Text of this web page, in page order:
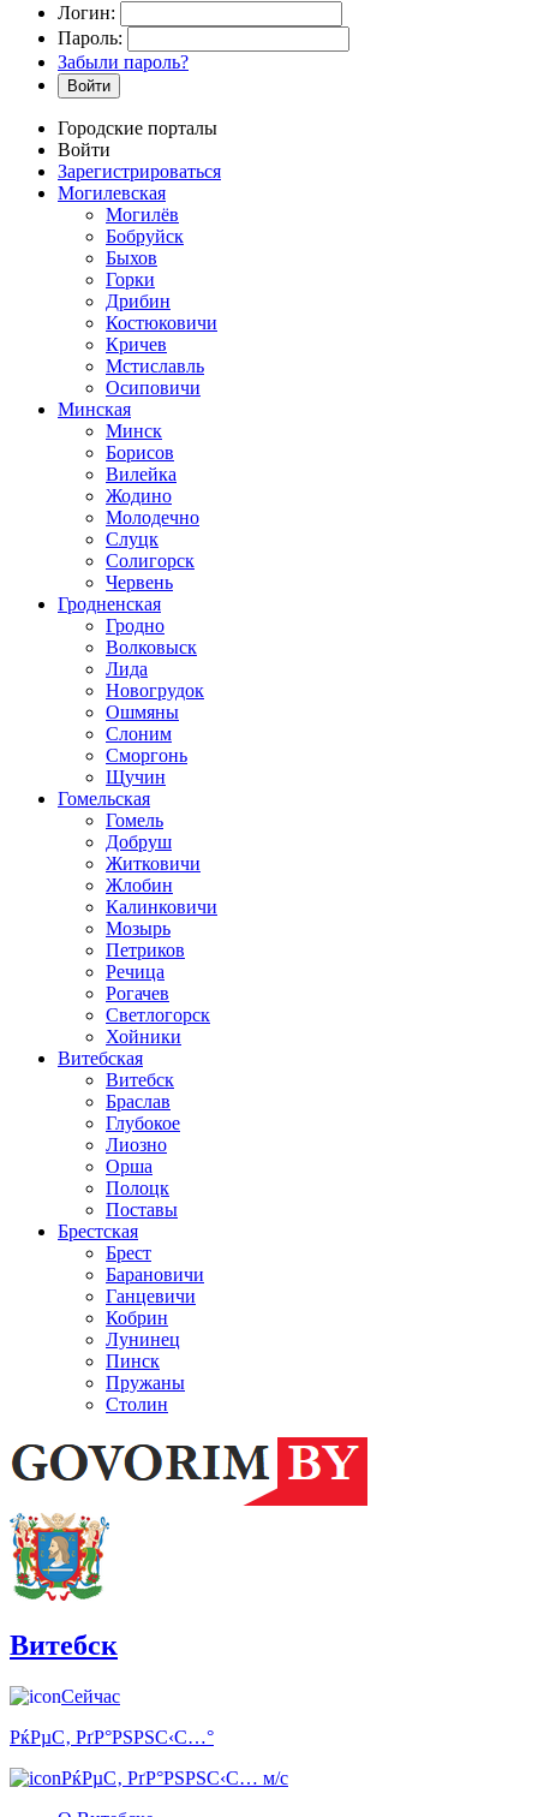
Логин:
Пароль:
Забыли пароль?
Войти
Городские порталы
Войти
Зарегистрироваться
Могилевская
Могилёв
Бобруйск
Быхов
Горки
Дрибин
Костюковичи
Кричев
Мстиславль
Осиповичи
Минская
Минск
Борисов
Вилейка
Жодино
Молодечно
Слуцк
Солигорск
Червень
Гродненская
Гродно
Волковыск
Лида
Новогрудок
Ошмяны
Слоним
Сморгонь
Щучин
Гомельская
Гомель
Добруш
Житковичи
Жлобин
Калинковичи
Мозырь
Петриков
Речица
Рогачев
Светлогорск
Хойники
Витебская
Витебск
Браслав
Глубокое
Лиозно
Орша
Полоцк
Поставы
Брестская
Брест
Барановичи
Ганцевичи
Кобрин
Лунинец
Пинск
Пружаны
Столин
Витебск
Сейчас
РќРµС‚ РґР°РЅРЅС‹С…°
РќРµС‚ РґР°РЅРЅС‹С… м/с